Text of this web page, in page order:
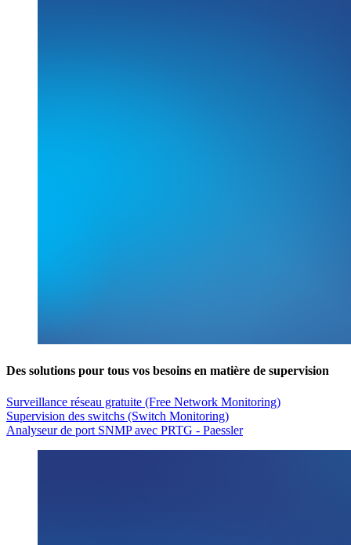
Des solutions pour tous vos besoins en matière de supervision
Surveillance réseau gratuite (Free Network Monitoring)
Supervision des switchs (Switch Monitoring)
Analyseur de port SNMP avec PRTG - Paessler